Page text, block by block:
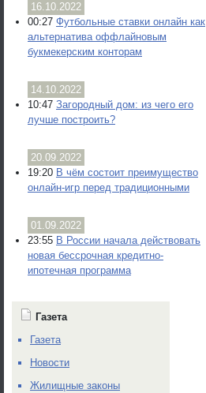
16.10.2022
00:27 Футбольные ставки онлайн как
альтернатива оффлайновым
букмекерским конторам
14.10.2022
10:47 Загородный дом: из чего его
лучше построить?
20.09.2022
19:20 В чём состоит преимущество
онлайн-игр перед традиционными
01.09.2022
23:55 В России начала действовать
новая бессрочная кредитно-
ипотечная программа
Газета
Газета
Новости
Жилищные законы